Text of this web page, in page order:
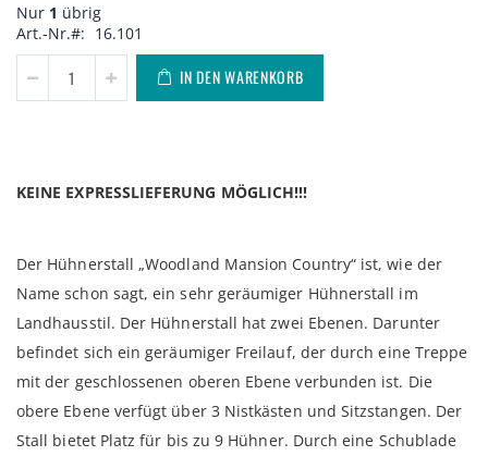
Nur 1 übrig
Art.-Nr.
16.101
IN DEN WARENKORB
KEINE EXPRESSLIEFERUNG MÖGLICH!!!
Der Hühnerstall „Woodland Mansion Country“ ist, wie der
Name schon sagt, ein sehr geräumiger Hühnerstall im
Landhausstil. Der Hühnerstall hat zwei Ebenen. Darunter
befindet sich ein geräumiger Freilauf, der durch eine Treppe
mit der geschlossenen oberen Ebene verbunden ist. Die
obere Ebene verfügt über 3 Nistkästen und Sitzstangen. Der
Stall bietet Platz für bis zu 9 Hühner. Durch eine Schublade